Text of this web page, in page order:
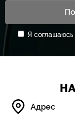
Я соглашаюсь
Адрес